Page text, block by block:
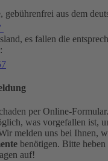
gebührenfrei aus dem
es fallen die
per Online-
was vorgefallen ist,
melden uns bei Ihnen,
benötigen. Bitte
auf!